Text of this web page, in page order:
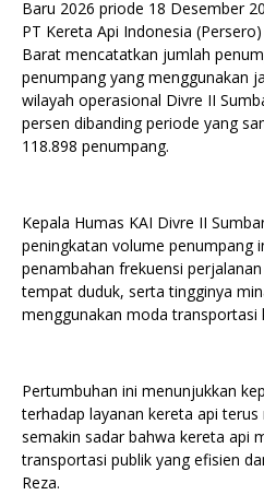
Baru 2026 priode 18 Desember
PT Kereta Api Indonesia
Barat mencatatkan jumlah
penumpang yang menggunakan
wilayah operasional Divre II
persen dibanding periode yang
118.898 penumpang.
Kepala Humas KAI Divre II
peningkatan volume penumpang
penambahan frekuensi
tempat duduk, serta tingginya
menggunakan moda transportasi
Pertumbuhan ini menunjukkan
terhadap layanan kereta api
semakin sadar bahwa kereta api
transportasi publik yang efisien
Reza.